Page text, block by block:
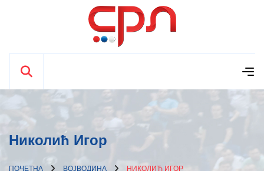
Николић Игор
ПОЧЕТНА ВОЈВОДИНА НИКОЛИЋ ИГОР